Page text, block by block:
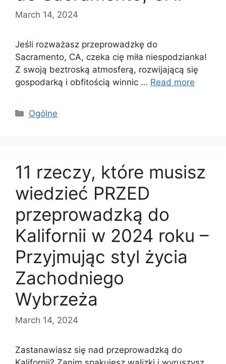
March 14, 2024
Jeśli rozważasz przeprowadzkę do
Sacramento, CA, czeka cię miła niespodzianka!
Z swoją beztroską atmosferą, rozwijającą się
gospodarką i obfitością winnic … Read more
Categories
Ogólne
11 rzeczy, które musisz
wiedzieć PRZED
przeprowadzką do
Kalifornii w 2024 roku –
Przyjmując styl życia
Zachodniego
Wybrzeża
March 14, 2024
Zastanawiasz się nad przeprowadzką do